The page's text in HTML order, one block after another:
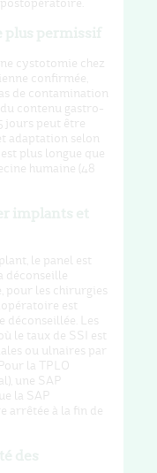
cystotomie chez
confirmée,
de contamination
contenu gastro-
jours peut être
adaptation selon
plus longue que
humaine (48
le panel est
déconseille
pour les chirurgies
est
déconseillée. Les
le taux de SSI est
ou ulnaires par
la TPLO
une SAP
la SAP
arrêtée à la fin de